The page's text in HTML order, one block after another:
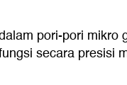
pori-pori
secara presisi